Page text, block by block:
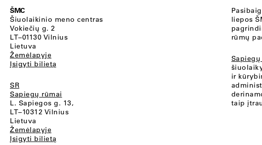
ŠMC
Šiuolaikinio meno centras
Vokiečių g. 2
LT–01130 Vilnius
Lietuva
Žemėlapyje
Įsigyti bilietą
SR
Sapiegų rūmai
L. Sapiegos g. 13,
LT–10312 Vilnius
Lietuva
Žemėlapyje
Įsigyti bilietą
liepos
rūmų
ir
taip